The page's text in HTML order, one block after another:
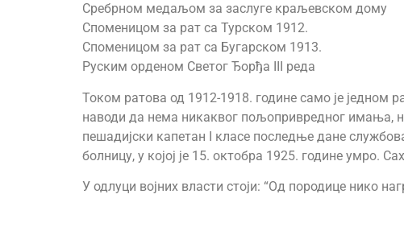
Сребрном медаљом за заслуге краљевском дому
Споменицом за рат са Турском 1912.
Споменицом за рат са Бугарском 1913.
Руским орденом Светог Ђорђа III реда
Током ратова од 1912-1918. године само је једном
наводи да нема никаквог пољопривредног имања,
пешадијски капетан I класе последње дане
болницу, у којој је 15. октобра 1925. године умро.
У одлуци војних власти стоји: “Од породице нико